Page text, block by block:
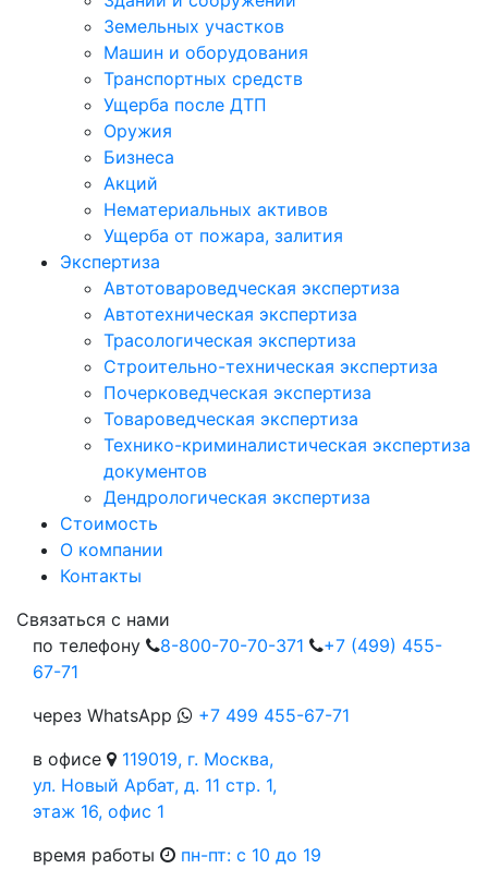
Земельных участков
Машин и оборудования
Транспортных средств
Ущерба после ДТП
Оружия
Бизнеса
Акций
Нематериальных активов
Ущерба от пожара, залития
Экспертиза
Автотовароведческая экспертиза
Автотехническая экспертиза
Трасологическая экспертиза
Строительно-техническая экспертиза
Почерковедческая экспертиза
Товароведческая экспертиза
Технико-криминалистическая экспертиза
документов
Дендрологическая экспертиза
Стоимость
О компании
Контакты
Cвязаться с нами
по телефону
8-800-70-70-371
+7 (499) 455-
67-71
через WhatsApp
+7 499 455-67-71
в офисе
119019, г. Москва,
ул. Новый Арбат, д. 11 стр. 1,
этаж 16, офис 1
время работы
пн-пт: c 10 до 19